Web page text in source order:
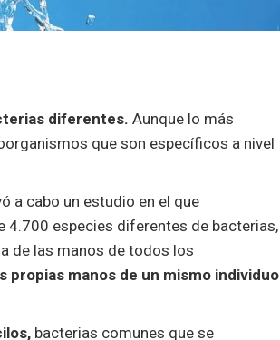
diferentes. Aunque lo más
que son específicos a nivel
a cabo un estudio en el que
4.700 especies diferentes de bacterias,
de las manos de todos los
propias manos de un mismo individuo
bacterias comunes que se